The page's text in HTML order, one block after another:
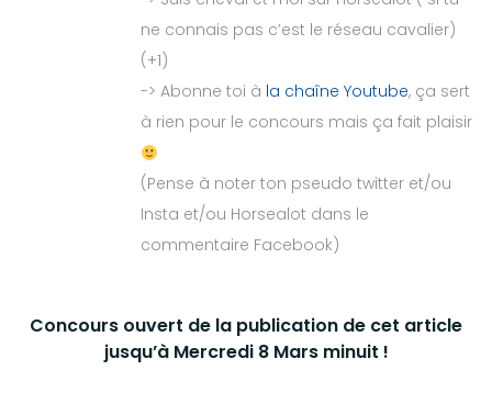
ne connais pas c’est le réseau cavalier)
(+1)
-> Abonne toi à la chaîne Youtube, ça sert
à rien pour le concours mais ça fait plaisir
(Pense à noter ton pseudo twitter et/ou
Insta et/ou Horsealot dans le
commentaire Facebook)
Concours ouvert de la publication de cet article
jusqu’à Mercredi 8 Mars minuit !